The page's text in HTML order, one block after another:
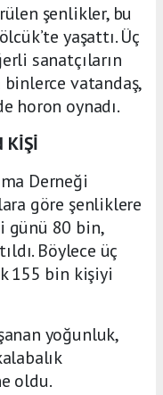
şenlikler, bu
yaşattı. Üç
sanatçıların
binlerce vatandaş,
horon oynadı.
KİŞİ
Derneği
göre şenliklere
günü 80 bin,
Böylece üç
155 bin kişiyi
yoğunluk,
oldu.